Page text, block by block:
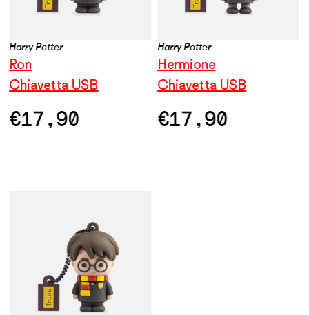
Harry Potter
Ron
Chiavetta USB
€17,90
Harry Potter
Hermione
Chiavetta USB
€17,90